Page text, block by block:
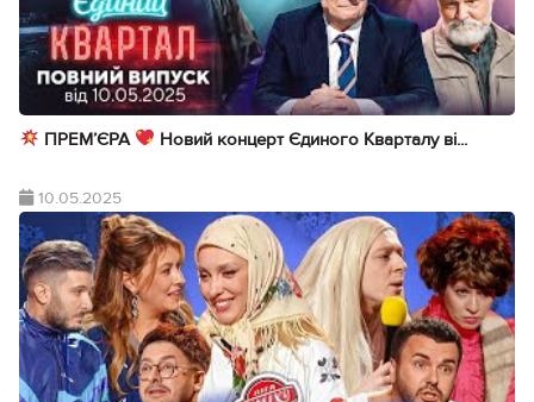
ПРЕМ’ЄРА Новий концерт Єдиного Кварталу ві...
10.05.2025